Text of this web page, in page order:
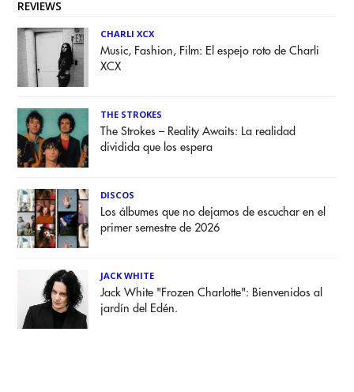
REVIEWS
CHARLI XCX
Music, Fashion, Film: El espejo roto de Charli
XCX
THE STROKES
The Strokes – Reality Awaits: La realidad
dividida que los espera
DISCOS
Los álbumes que no dejamos de escuchar en el
primer semestre de 2026
JACK WHITE
Jack White "Frozen Charlotte": Bienvenidos al
jardín del Edén.